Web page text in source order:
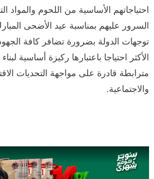
احتياجاتهم الأساسية من اللحوم والمواد
السرور عليهم بمناسبة عيد الأضحى
توجهات الدولة بضرورة تضافر كافة
الأكثر احتياجا باعتبارها ركيزة أساسية
مترابطة قادرة على مواجهة التحديات
والاجتماعية.